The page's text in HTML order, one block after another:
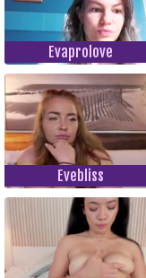
Evaprolove
Evebliss